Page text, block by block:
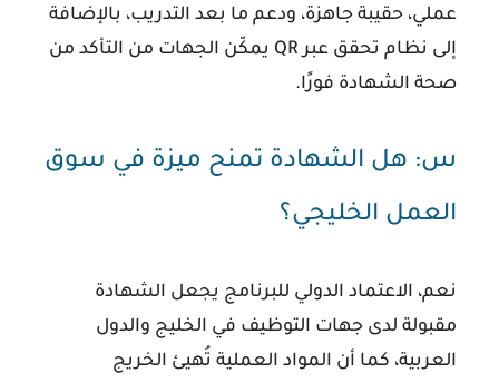
عملي، حقيبة جاهزة، ودعم ما بعد التدريب، بالإضافة
إلى نظام تحقق عبر QR يمكّن الجهات من التأكد من
صحة الشهادة فورًا.
س: هل الشهادة تمنح ميزة في سوق
العمل الخليجي؟
نعم، الاعتماد الدولي للبرنامج يجعل الشهادة
مقبولة لدى جهات التوظيف في الخليج والدول
العربية، كما أن المواد العملية تُهيئ الخريج